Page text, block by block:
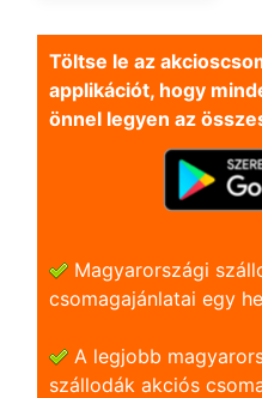
Töltse le az
applikációt, hogy
önnel legyen az
Magyarországi
csomagajánlatai egy
A legjobb
szállodák akciós